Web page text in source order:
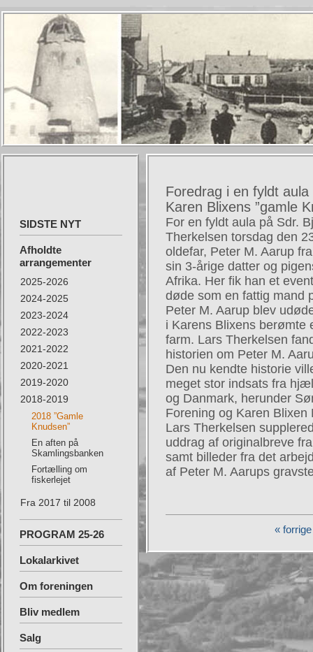
SIDSTE NYT
Afholdte
arrangementer
2025-2026
2024-2025
2023-2024
2022-2023
2021-2022
2020-2021
2019-2020
2018-2019
2018 ”Gamle
Knudsen”
En aften på
Skamlingsbanken
Fortælling om
fiskerlejet
Fra 2017 til 2008
PROGRAM 25-26
Lokalarkivet
Om foreningen
Bliv medlem
Salg
Foredrag i en fyldt aula
Karen Blixens ”gamle
For en fyldt aula på Sdr.
Therkelsen torsdag den
oldefar, Peter M. Aarup
sin 3-årige datter og
Afrika. Her fik han et
døde som en fattig mand
Peter M. Aarup blev
i Karens Blixens berømte
farm. Lars Therkelsen
historien om Peter M.
Den nu kendte historie
meget stor indsats fra
og Danmark, herunder
Forening og Karen
Lars Therkelsen
uddrag af originalbreve
samt billeder fra det
af Peter M. Aarups
« forrige